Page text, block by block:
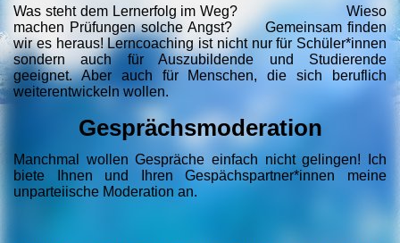
Was steht dem Lernerfolg im Weg? Wieso
machen Prüfungen solche Angst? Gemeinsam finden
wir es heraus! Lerncoaching ist nicht nur für Schüler*innen
sondern auch für Auszubildende und Studierende
geeignet. Aber auch für Menschen, die sich beruflich
weiterentwickeln wollen.
Gesprächsmoderation
Manchmal wollen Gespräche einfach nicht gelingen! Ich
biete Ihnen und Ihren Gespächspartner*innen meine
unparteiische Moderation an.